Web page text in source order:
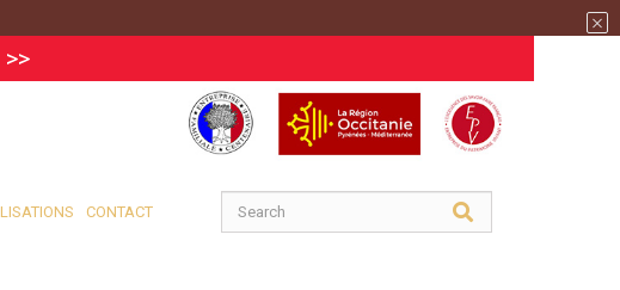
CONTACT